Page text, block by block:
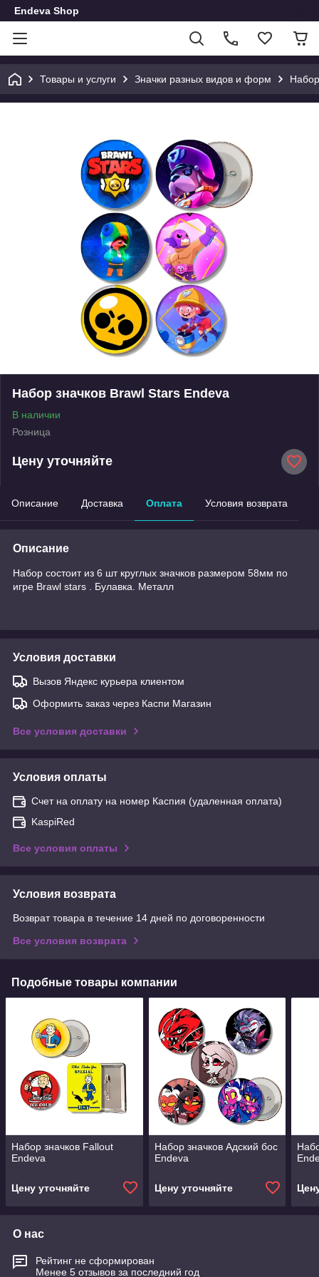
Endeva Shop
Товары и услуги Значки разных видов и форм
Набор значков Brawl Stars Endeva
В наличии
Розница
Цену уточняйте
Описание Доставка Оплата Условия возврата
Описание
Набор состоит из 6 шт круглых значков размером 58мм по
игре Brawl stars . Булавка. Металл
Условия доставки
Вызов Яндекс курьера клиентом
Оформить заказ через Каспи Магазин
Все условия доставки
Условия оплаты
Счет на оплату на номер Каспия (удаленная оплата)
KaspiRed
Все условия оплаты
Условия возврата
Возврат товара в течение 14 дней по договоренности
Все условия возврата
Подобные товары компании
Набор значков Fallout
Endeva
Цену уточняйте
Набор значков Адский бос
Endeva
Цену уточняйте
О нас
Рейтинг не сформирован
Менее 5 отзывов за последний год